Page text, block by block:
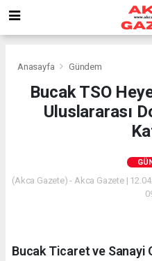
Anasayfa Gündem
Bucak TSO
Uluslararası
(Akca Gazete) - Akca Gazete |
Bucak Ticaret ve Sanayi